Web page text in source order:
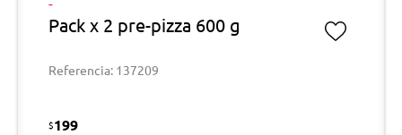
Pack x 2 pre-pizza 600 g
Referencia: 137209
$199